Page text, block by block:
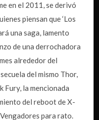
en el 2011, se derivó
piensan que ‘Los
una saga, lamento
de una derrochadora
alrededor del
del mismo Thor,
Fury, la mencionada
del reboot de X-
para rato.